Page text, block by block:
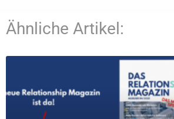
Ähnliche Artikel: